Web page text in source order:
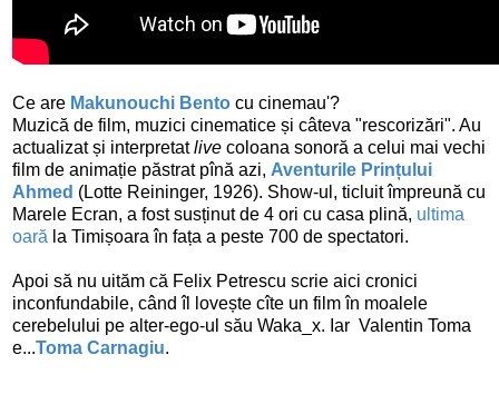
Ce are Makunouchi Bento cu cinemau'?
Muzică de film, muzici cinematice și câteva "rescorizări". Au
actualizat și interpretatlive coloana sonoră a celui mai vechi
film de animație păstrat pînă azi, Aventurile Prințului
Ahmed (Lotte Reininger, 1926). Show-ul, ticluit împreună cu
Marele Ecran, a fost susținut de 4 ori cu casa plină, ultima
oară la Timișoara în fața a peste 700 de spectatori.
Apoi să nu uităm că Felix Petrescu scrie aici cronici
inconfundabile, când îl lovește cîte un film în moalele
cerebelului pe alter-ego-ul său Waka_x. Iar Valentin Toma
e...Toma Carnagiu.